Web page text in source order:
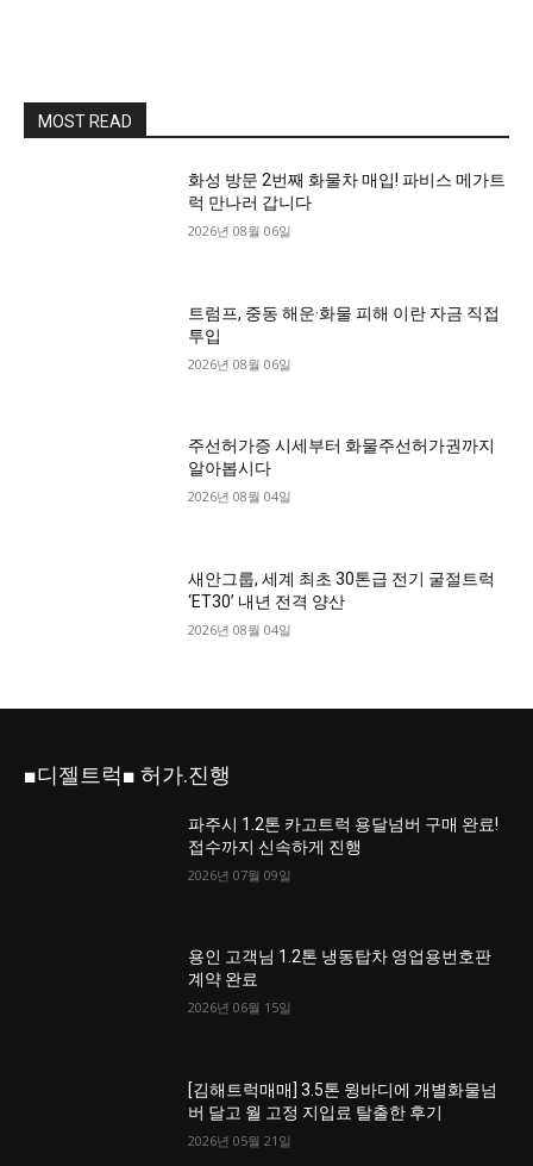
MOST READ
화성 방문 2번째 화물차 매입! 파비스 메가트
럭 만나러 갑니다
2026년 08월 06일
트럼프, 중동 해운·화물 피해 이란 자금 직접
투입
2026년 08월 06일
주선허가증 시세부터 화물주선허가권까지
알아봅시다
2026년 08월 04일
새안그룹, 세계 최초 30톤급 전기 굴절트럭
‘ET30’ 내년 전격 양산
2026년 08월 04일
■디젤트럭■ 허가.진행
파주시 1.2톤 카고트럭 용달넘버 구매 완료!
접수까지 신속하게 진행
2026년 07월 09일
용인 고객님 1.2톤 냉동탑차 영업용번호판
계약 완료
2026년 06월 15일
[김해트럭매매] 3.5톤 윙바디에 개별화물넘
버 달고 월 고정 지입료 탈출한 후기
2026년 05월 21일